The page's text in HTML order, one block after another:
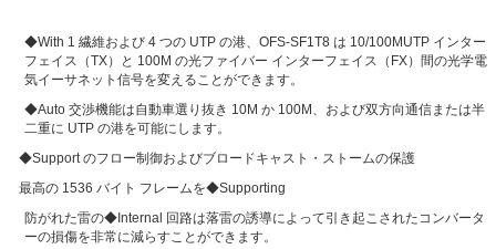
◆With 1 繊維および 4 つの UTP の港、OFS-SF1T8 は 10/100MUTP インター
フェイス（TX）と 100M の光ファイバー インターフェイス（FX）間の光学電
気イーサネット信号を変えることができます。
◆Auto 交渉機能は自動車選り抜き 10M か 100M、および双方向通信または半
二重に UTP の港を可能にします。
◆Support のフロー制御およびブロードキャスト・ストームの保護
最高の 1536 バイト フレームを◆Supporting
防がれた雷の◆Internal 回路は落雷の誘導によって引き起こされたコンバータ
ーの損傷を非常に減らすことができます。